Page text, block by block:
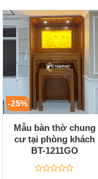
-25%
Mẫu bàn thờ chung
cư tại phòng khách
BT-1211GO